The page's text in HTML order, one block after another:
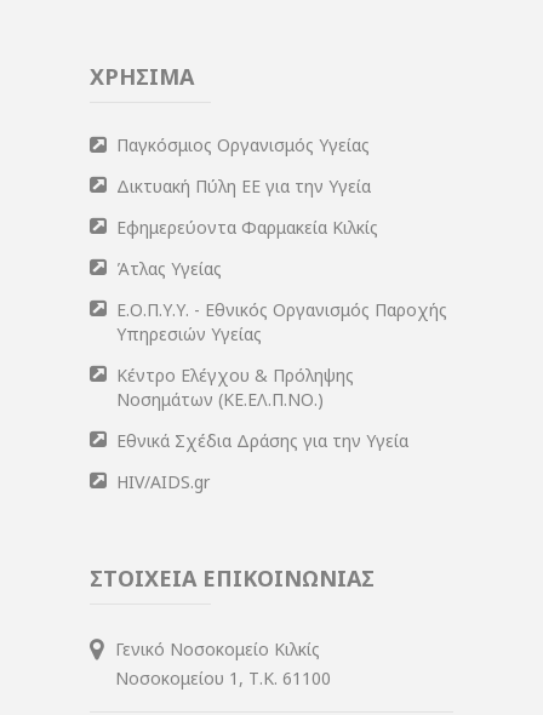
ΧΡΗΣΙΜΑ
Παγκόσμιος Οργανισμός Υγείας
Δικτυακή Πύλη ΕΕ για την Υγεία
Εφημερεύοντα Φαρμακεία Κιλκίς
Άτλας Υγείας
Ε.Ο.Π.Υ.Υ. - Εθνικός Οργανισμός Παροχής
Υπηρεσιών Υγείας
Κέντρο Ελέγχου & Πρόληψης
Νοσημάτων (ΚΕ.ΕΛ.Π.ΝΟ.)
Εθνικά Σχέδια Δράσης για την Υγεία
HIV/AIDS.gr
ΣΤΟΙΧΕΙΑ ΕΠΙΚΟΙΝΩΝΙΑΣ
Γενικό Νοσοκομείο Κιλκίς
Νοσοκομείου 1, Τ.Κ. 61100